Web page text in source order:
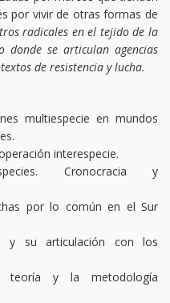
por vivir de otras formas de
radicales en el tejido de la
donde se articulan agencias
de resistencia y lucha.
multiespecie en mundos
interespecie.
Cronocracia y
por lo común en el Sur
y su articulación con los
teoría y la metodología